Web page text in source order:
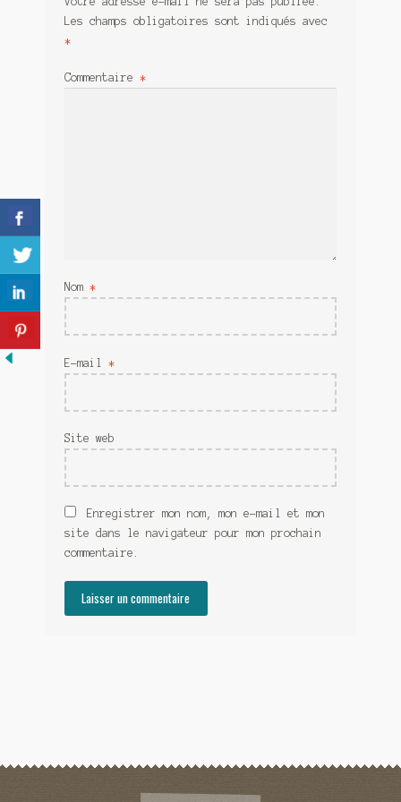
Meurtre en alternance
Sans retour
Sauver ou périr
Une baffe et ça repart
Les champs obligatoires sont indiqués avec
*
Commentaire *
Nom *
E-mail *
Site web
Enregistrer mon nom, mon e-mail et mon
site dans le navigateur pour mon prochain
commentaire.